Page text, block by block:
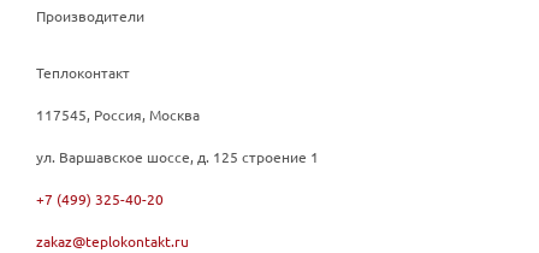
Производители
Теплоконтакт
117545, Россия, Москва
ул. Варшавское шоссе, д. 125 строение 1
+7 (499) 325-40-20
zakaz@teplokontakt.ru